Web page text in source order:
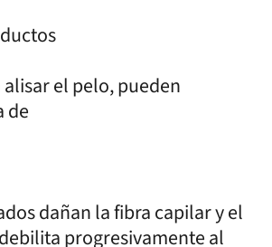
el pelo, pueden
de
dañan la fibra capilar y el
progresivamente al